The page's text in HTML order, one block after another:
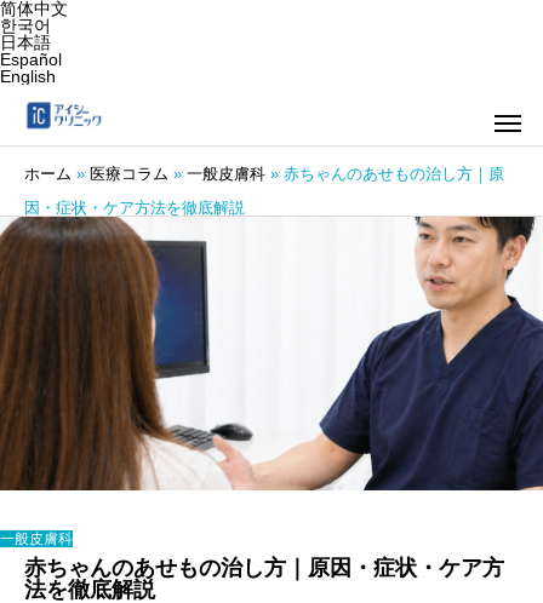
简体中文
한국어
日本語
Español
English
ホーム » 医療コラム » 一般皮膚科 » 赤ちゃんのあせもの治し方｜原
因・症状・ケア方法を徹底解説
一般皮膚科
赤ちゃんのあせもの治し方｜原因・症状・ケア方
法を徹底解説